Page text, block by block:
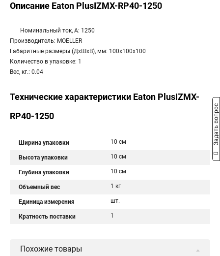
Описание Eaton PlusIZMX-RP40-1250
Номинальный ток, А: 1250
Производитель: MOELLER
Габаритные размеры (ДхШхВ), мм: 100x100x100
Количество в упаковке: 1
Вес, кг.: 0.04
Технические характеристики Eaton PlusIZMX-
RP40-1250
Ширина упаковки 10 см
Высота упаковки 10 см
Глубина упаковки 10 см
Объемный вес 1 кг
Единица измерения шт.
Кратность поставки 1
Похожие товары
Задать вопрос